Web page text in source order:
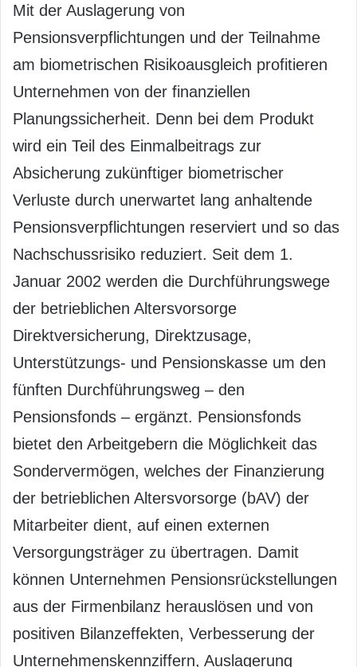
Mit der Auslagerung von
Pensionsverpflichtungen und der Teilnahme
am biometrischen Risikoausgleich profitieren
Unternehmen von der finanziellen
Planungssicherheit. Denn bei dem Produkt
wird ein Teil des Einmalbeitrags zur
Absicherung zukünftiger biometrischer
Verluste durch unerwartet lang anhaltende
Pensionsverpflichtungen reserviert und so das
Nachschussrisiko reduziert. Seit dem 1.
Januar 2002 werden die Durchführungswege
der betrieblichen Altersvorsorge
Direktversicherung, Direktzusage,
Unterstützungs- und Pensionskasse um den
fünften Durchführungsweg – den
Pensionsfonds – ergänzt. Pensionsfonds
bietet den Arbeitgebern die Möglichkeit das
Sondervermögen, welches der Finanzierung
der betrieblichen Altersvorsorge (bAV) der
Mitarbeiter dient, auf einen externen
Versorgungsträger zu übertragen. Damit
können Unternehmen Pensionsrückstellungen
aus der Firmenbilanz herauslösen und von
positiven Bilanzeffekten, Verbesserung der
Unternehmenskennziffern, Auslagerung